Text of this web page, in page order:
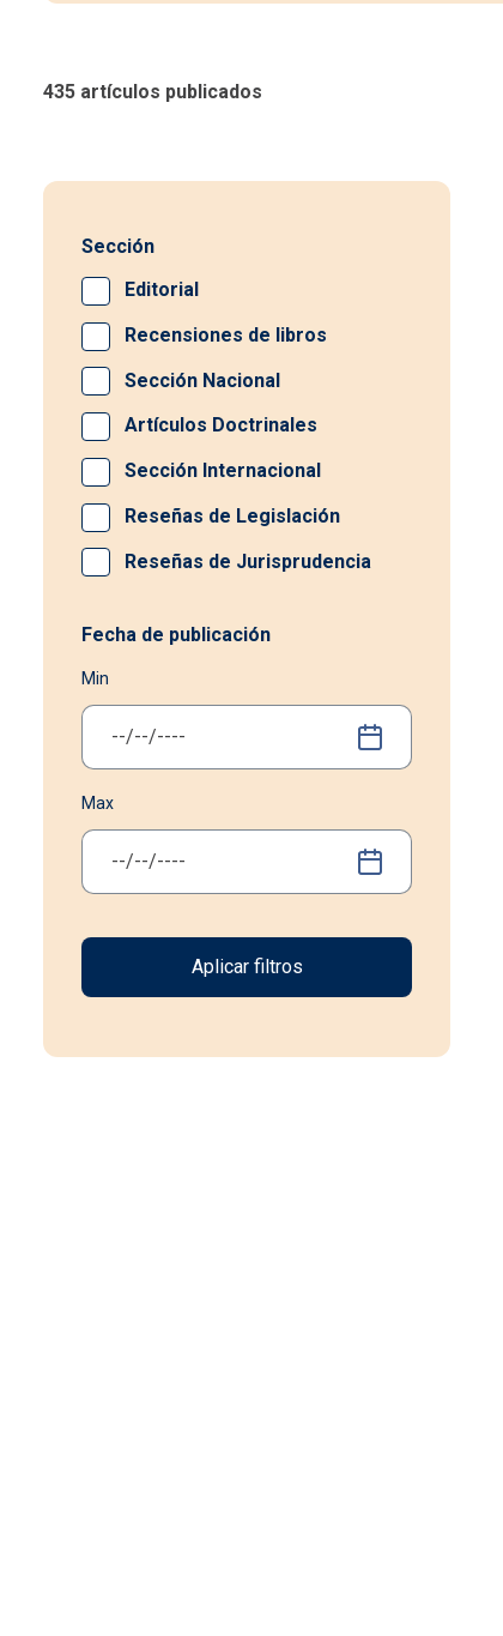
435 artículos publicados
Sección
Editorial
Recensiones de libros
Sección Nacional
Artículos Doctrinales
Sección Internacional
Reseñas de Legislación
Reseñas de Jurisprudencia
Fecha de publicación
Min
Max